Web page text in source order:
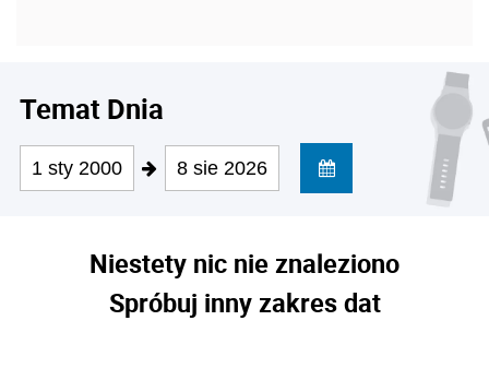
Temat Dnia
1 sty 2000 8 sie 2026
Niestety nic nie znaleziono
Spróbuj inny zakres dat